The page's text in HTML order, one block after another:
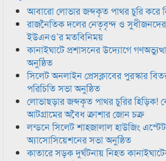
আবারো লোভার জব্দকৃত পাথর চুরি করে
রাজনৈতিক দলের নেতৃবৃন্দ ও
ইউএনও’র মতবিনিময়
কানাইঘাটে প্রশাসনের উদ্যোগে
অনুষ্ঠিত
সিলেট অনলাইন প্রেসক্লাবের পুরস্কার
পরিচিতি সভা অনুষ্ঠিত
লোভাছড়ার জব্দকৃত পাথর চুরির হিড়িক!
আটগ্রামের অবৈধ ক্রাশার জোন চক্র
লন্ডনে সিলেট শাহজালাল হাউজিং
অ্যাসোসিয়েশনের সভা অনুষ্ঠিত
কাতারে সড়ক দুর্ঘটনায় নিহত